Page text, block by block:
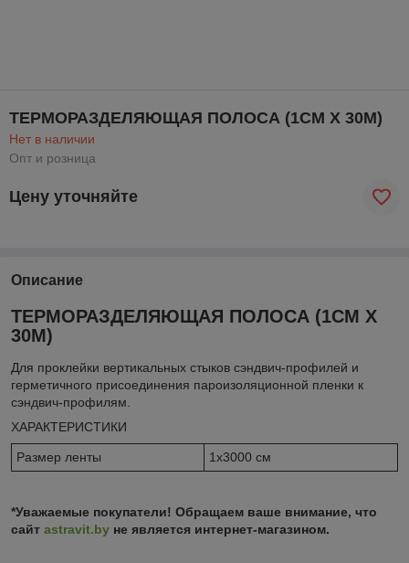
ТЕРМОРАЗДЕЛЯЮЩАЯ ПОЛОСА (1СМ Х 30М)
Нет в наличии
Опт и розница
Цену уточняйте
Описание
ТЕРМОРАЗДЕЛЯЮЩАЯ ПОЛОСА (1СМ Х
30М)
Для проклейки вертикальных стыков сэндвич-профилей и
герметичного присоединения пароизоляционной пленки к
сэндвич-профилям.
ХАРАКТЕРИСТИКИ
Размер ленты 1x3000 см
*Уважаемые покупатели! Обращаем ваше внимание, что
сайт astravit.by не является интернет-магазином.